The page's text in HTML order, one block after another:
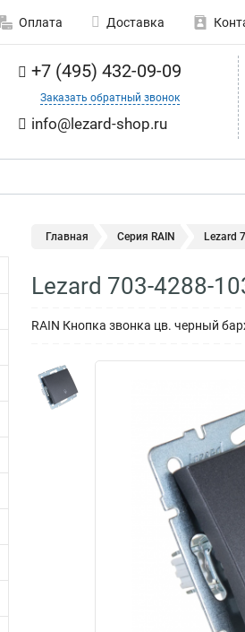
Оплата Доставка
+7 (495) 432-09-09
Заказать обратный звонок
info@lezard-shop.ru
Главная Серия RAIN Lezard
Lezard 703-4288-
RAIN Кнопка звонка цв. черный